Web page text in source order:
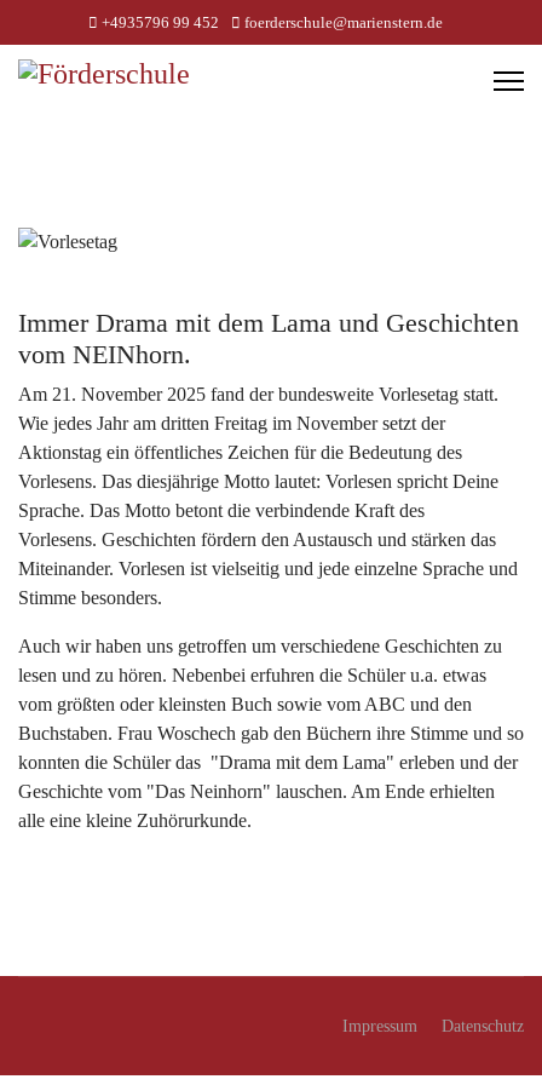
+4935796 99 452 foerderschule@marienstern.de
Immer Drama mit dem Lama und Geschichten
vom NEINhorn.
Am 21. November 2025 fand der bundesweite Vorlesetag statt.
Wie jedes Jahr am dritten Freitag im November setzt der
Aktionstag ein öffentliches Zeichen für die Bedeutung des
Vorlesens. Das diesjährige Motto lautet: Vorlesen spricht Deine
Sprache. Das Motto betont die verbindende Kraft des
Vorlesens. Geschichten fördern den Austausch und stärken das
Miteinander. Vorlesen ist vielseitig und jede einzelne Sprache und
Stimme besonders.
Auch wir haben uns getroffen um verschiedene Geschichten zu
lesen und zu hören. Nebenbei erfuhren die Schüler u.a. etwas
vom größten oder kleinsten Buch sowie vom ABC und den
Buchstaben. Frau Woschech gab den Büchern ihre Stimme und so
konnten die Schüler das "Drama mit dem Lama" erleben und der
Geschichte vom "Das Neinhorn" lauschen. Am Ende erhielten
alle eine kleine Zuhörurkunde.
Impressum Datenschutz